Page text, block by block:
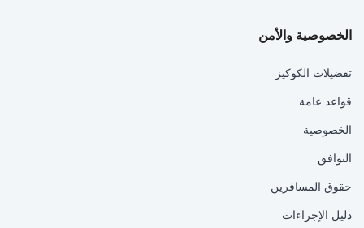
الخصوصية والأمن
تفضيلات الكوكيز
قواعد عامة
الخصوصية
التوافق
حقوق المسافرين
دليل الإجراءات